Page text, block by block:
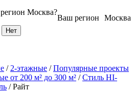
Москва
Ваш регион
Москва?
/ 2-этажные /Популярные проекты
от 200 м² до 300 м² /Стиль HI-
/Райт